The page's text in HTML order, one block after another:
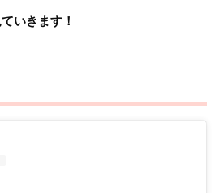
いきます！